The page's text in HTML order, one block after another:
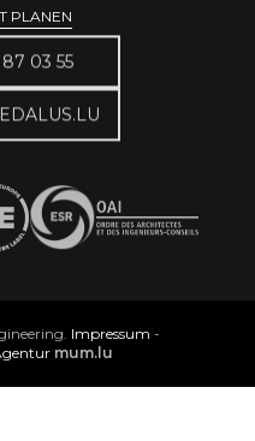
PLANEN
03 55
Impressum -
mum.lu